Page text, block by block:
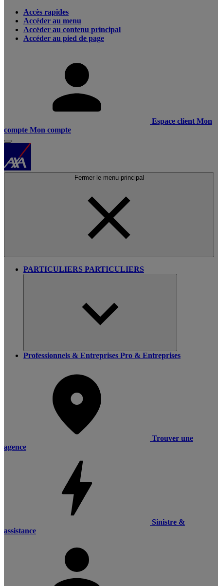
Accès rapides
Accéder au menu
Accéder au contenu principal
Accéder au pied de page
Espace client Mon
compte Mon compte
Fermer le menu principal
PARTICULIERS PARTICULIERS
Professionnels & Entreprises Pro & Entreprises
Trouver une
agence
Sinistre &
assistance